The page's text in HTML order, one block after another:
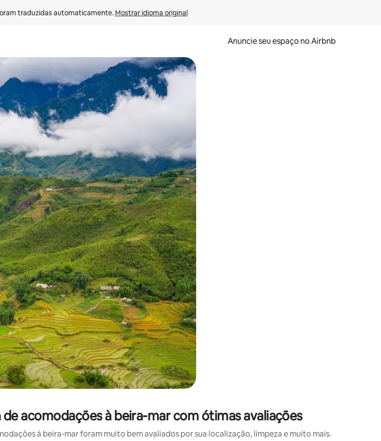
traduzidas automaticamente. Mostrar idioma original
Anuncie seu espaço no Airbnb
para cima e para baixo do teclado ou tocando e deslizando o dedo na tela.
acomodações à beira-mar com ótimas avaliações
à beira-mar foram muito bem avaliados por sua localização, limpeza e muito mais.